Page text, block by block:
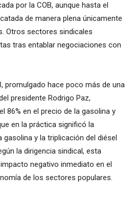
por la COB, aunque hasta el
de manera plena únicamente
Otros sectores sindicales
tras entablar negociaciones con
promulgado hace poco más de una
presidente Rodrigo Paz,
86% en el precio de la gasolina y
en la práctica significó la
gasolina y la triplicación del diésel
la dirigencia sindical, esta
negativo inmediato en el
de los sectores populares.